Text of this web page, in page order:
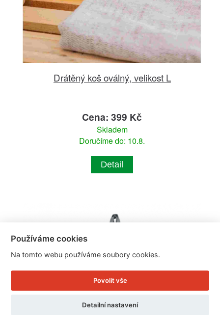
Drátěný koš oválný, velikost L
Cena: 399 Kč
Skladem
Doručíme do: 10.8.
Detail
Používáme cookies
Na tomto webu používáme soubory cookies.
Povolit vše
Detailní nastavení